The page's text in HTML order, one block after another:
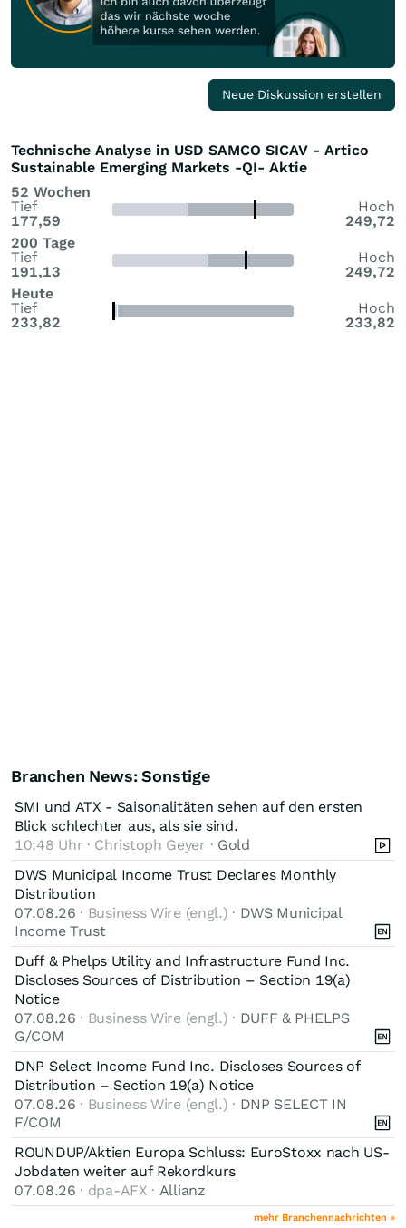
Neue Diskussion erstellen
Technische Analyse in USD SAMCO SICAV - Artico
Sustainable Emerging Markets -QI- Aktie
52 Wochen
Tief
177,59
Hoch
249,72
200 Tage
Tief
191,13
Hoch
249,72
Heute
Tief
233,82
Hoch
233,82
Branchen News: Sonstige
SMI und ATX - Saisonalitäten sehen auf den ersten
Blick schlechter aus, als sie sind.
10:48 Uhr · Christoph Geyer · Gold
DWS Municipal Income Trust Declares Monthly
Distribution
07.08.26 · Business Wire (engl.) · DWS Municipal
Income Trust
Duff & Phelps Utility and Infrastructure Fund Inc.
Discloses Sources of Distribution – Section 19(a)
Notice
07.08.26 · Business Wire (engl.) · DUFF & PHELPS
G/COM
DNP Select Income Fund Inc. Discloses Sources of
Distribution – Section 19(a) Notice
07.08.26 · Business Wire (engl.) · DNP SELECT IN
F/COM
ROUNDUP/Aktien Europa Schluss: EuroStoxx nach US-
Jobdaten weiter auf Rekordkurs
07.08.26 · dpa-AFX · Allianz
mehr Branchennachrichten »